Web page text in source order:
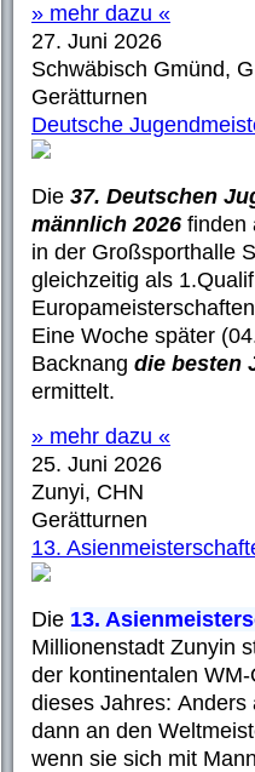
» mehr dazu «
27. Juni 2026
Schwäbisch Gmünd,
Gerätturnen
Deutsche
Die 37. Deutschen
männlich 2026 finden
in der Großsporthalle
gleichzeitig als
Eine Woche später
Backnang die besten
ermittelt.
» mehr dazu «
25. Juni 2026
Zunyi, CHN
Gerätturnen
13.
Die 13.
Millionenstadt Zunyin
der kontinentalen
dieses Jahres:
dann an den
wenn sie sich mit